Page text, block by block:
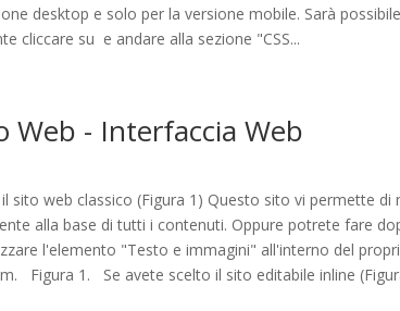
desktop e solo per la versione mobile. Sarà
cliccare su e andare alla sezione "CSS...
Web - Interfaccia Web
sito web classico (Figura 1) Questo sito vi permette
alla base di tutti i contenuti. Oppure potrete fare
l'elemento "Testo e immagini" all'interno del
Figura 1. Se avete scelto il sito editabile inline